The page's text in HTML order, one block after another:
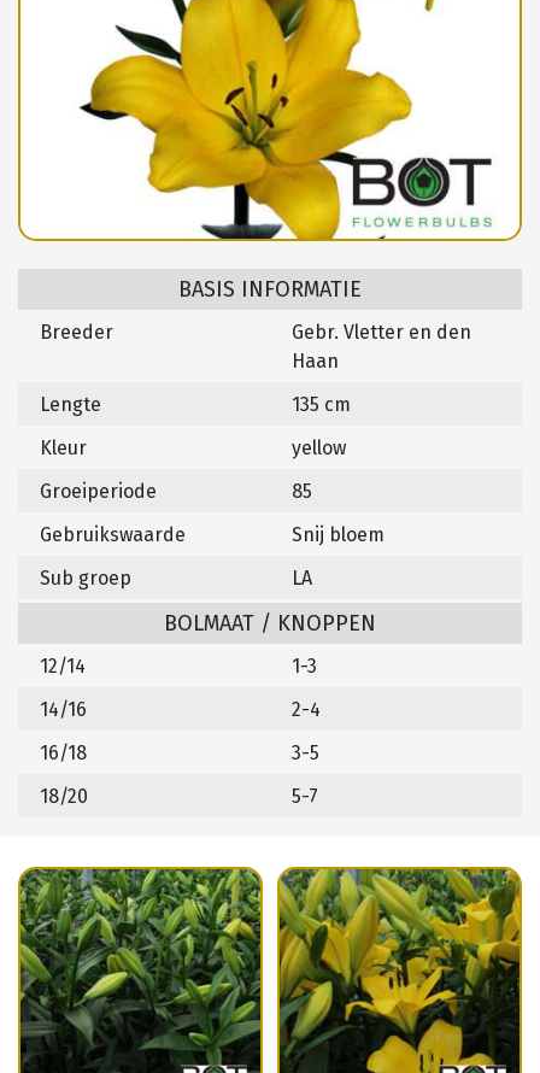
BASIS INFORMATIE
Breeder
Gebr. Vletter en den
Haan
Lengte
135 cm
Kleur
yellow
Groeiperiode
85
Gebruikswaarde
Snij bloem
Sub groep
LA
BOLMAAT / KNOPPEN
12/14
1-3
14/16
2-4
16/18
3-5
18/20
5-7